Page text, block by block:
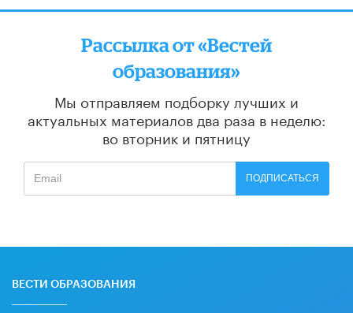
Рассылка от «Вестей
образования»
Мы отправляем подборку лучших и
актуальных материалов два раза в неделю:
во вторник и пятницу
ПОДПИСАТЬСЯ
ВЕСТИ ОБРАЗОВАНИЯ